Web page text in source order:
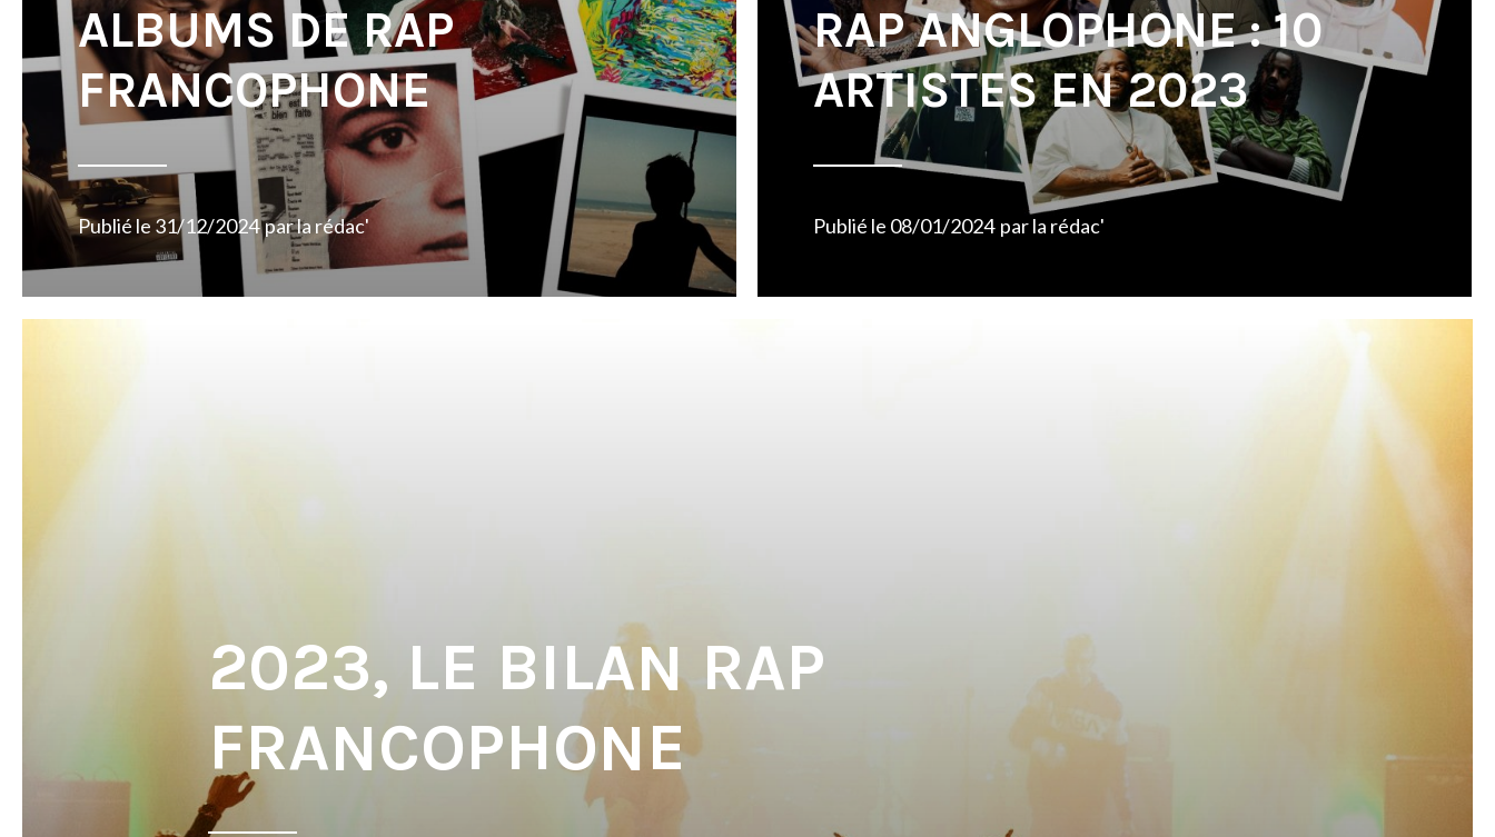
ALBUMS DE RAP
FRANCOPHONE
Publié le31/12/2024 parla rédac'
RAP ANGLOPHONE : 10
ARTISTES EN 2023
Publié le 08/01/2024 parla rédac'
2023, LE BILAN RAP
FRANCOPHONE